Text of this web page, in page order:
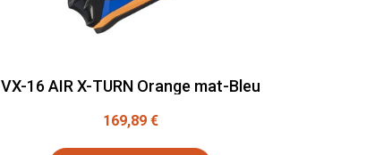
VX-16 AIR X-TURN Orange mat-Bleu
169,89 €